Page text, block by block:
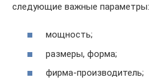
следующие важные параметры:
мощность;
размеры, форма;
фирма-производитель;